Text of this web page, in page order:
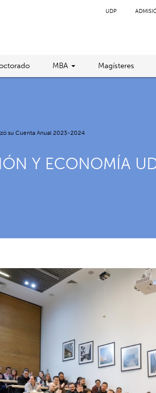
UDP
MBA Magísteres
su Cuenta Anual 2023-2024
Y ECONOMÍA